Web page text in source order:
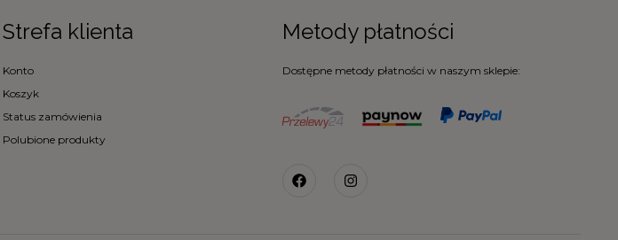
Strefa klienta
Konto
Koszyk
Status zamówienia
Polubione produkty
Metody płatności
Dostępne metody płatności w naszym sklepie: